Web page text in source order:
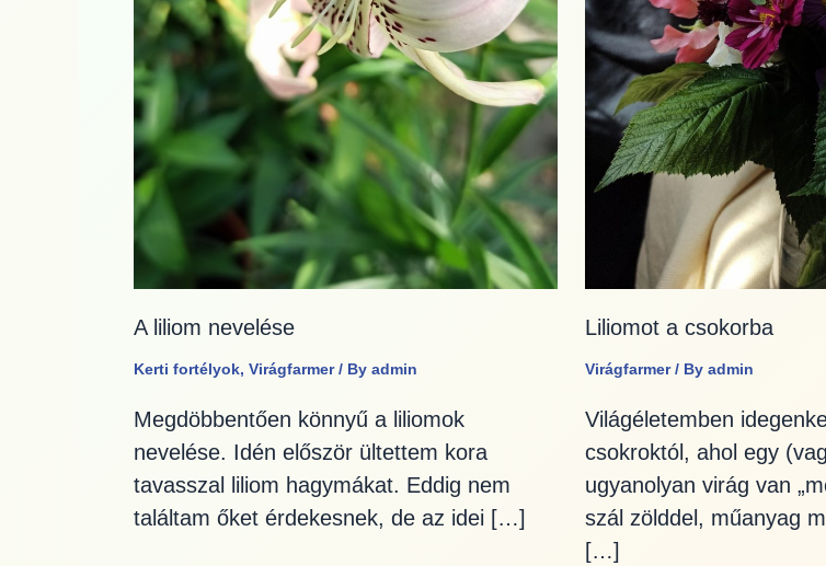
A liliom nevelése
Kerti fortélyok, Virágfarmer/ By admin
Megdöbbentően könnyű a liliomok
nevelése. Idén először ültettem kora
tavasszal liliom hagymákat. Eddig nem
találtam őket érdekesnek, de az idei […]
Liliomot a csokorba
Virágfarmer/ By admin
Világéletemben
csokroktól, ahol egy
ugyanolyan virág van
szál zölddel, műanyag
[…]